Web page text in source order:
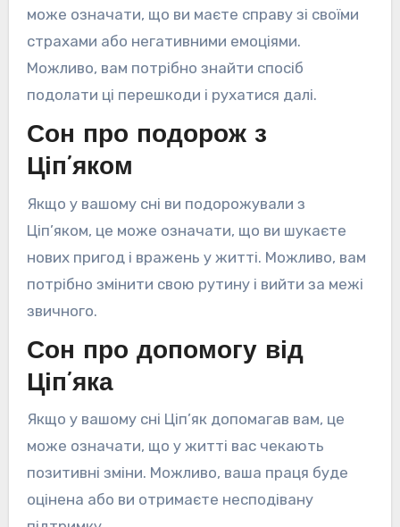
може означати, що ви маєте справу зі своїми
страхами або негативними емоціями.
Можливо, вам потрібно знайти спосіб
подолати ці перешкоди і рухатися далі.
Сон про подорож з
Ціп’яком
Якщо у вашому сні ви подорожували з
Ціп’яком, це може означати, що ви шукаєте
нових пригод і вражень у житті. Можливо, вам
потрібно змінити свою рутину і вийти за межі
звичного.
Сон про допомогу від
Ціп’яка
Якщо у вашому сні Ціп’як допомагав вам, це
може означати, що у житті вас чекають
позитивні зміни. Можливо, ваша праця буде
оцінена або ви отримаєте несподівану